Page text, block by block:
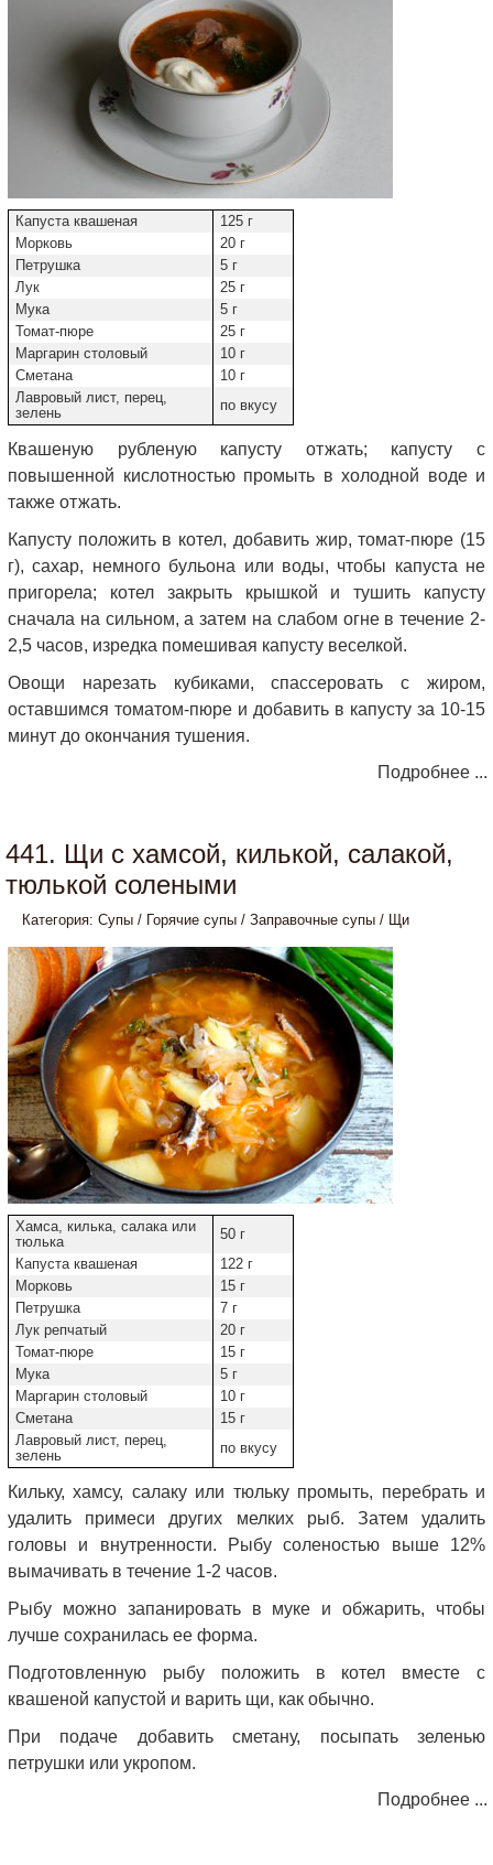
Капуста квашеная
125 г
Морковь
20 г
Петрушка
5 г
Лук
25 г
Мука
5 г
Томат-пюре
25 г
Маргарин столовый
10 г
Сметана
10 г
Лавровый лист, перец,
зелень
по вкусу
Квашеную рубленую капусту отжать; капусту с
повышенной кислотностью промыть в холодной воде и
также отжать.
Капусту положить в котел, добавить жир, томат-пюре (15
г), сахар, немного бульона или воды, чтобы капуста не
пригорела; котел закрыть крышкой и тушить капусту
сначала на сильном, а затем на слабом огне в течение 2-
2,5 часов, изредка помешивая капусту веселкой.
Овощи нарезать кубиками, спассеровать с жиром,
оставшимся томатом-пюре и добавить в капусту за 10-15
минут до окончания тушения.
Подробнее ...
441. Щи с хамсой, килькой, салакой,
тюлькой солеными
Категория: Супы / Горячие супы / Заправочные супы / Щи
Хамса, килька, салака или
тюлька
50 г
Капуста квашеная
122 г
Морковь
15 г
Петрушка
7 г
Лук репчатый
20 г
Томат-пюре
15 г
Мука
5 г
Маргарин столовый
10 г
Сметана
15 г
Лавровый лист, перец,
зелень
по вкусу
Кильку, хамсу, салаку или тюльку промыть, перебрать и
удалить примеси других мелких рыб. Затем удалить
головы и внутренности. Рыбу соленостью выше 12%
вымачивать в течение 1-2 часов.
Рыбу можно запанировать в муке и обжарить, чтобы
лучше сохранилась ее форма.
Подготовленную рыбу положить в котел вместе с
квашеной капустой и варить щи, как обычно.
При подаче добавить сметану, посыпать зеленью
петрушки или укропом.
Подробнее ...